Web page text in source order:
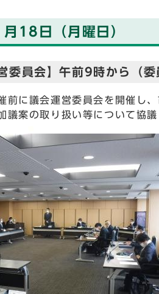
18日（月曜日）
委員会】午前9時から（
に議会運営委員会を開催し
案の取り扱い等について協議